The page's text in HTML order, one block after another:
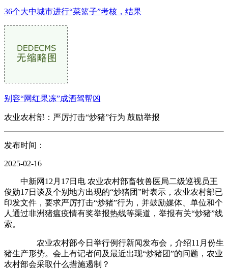
36个大中城市进行“菜篮子”考核，结果
别容“网红果冻”成酒驾帮凶
农业农村部：严厉打击“炒猪”行为 鼓励举报
发布时间：
2025-02-16
中新网12月17日电 农业农村部畜牧兽医局二级巡视员王
俊勋17日谈及个别地方出现的“炒猪团”时表示，农业农村部已
印发文件，要求严厉打击“炒猪”行为，并鼓励媒体、单位和个
人通过非洲猪瘟疫情有奖举报热线等渠道，举报有关“炒猪”线
索。
农业农村部今日举行例行新闻发布会，介绍11月份生
猪生产形势。会上有记者问及最近出现“炒猪团”的问题，农业
农村部会采取什么措施遏制？